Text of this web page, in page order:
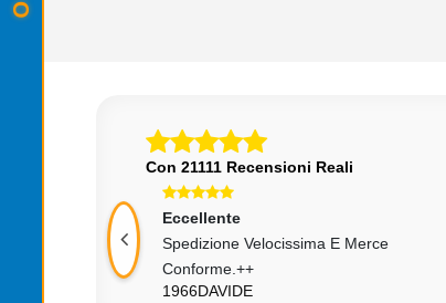
Con 21111 Recensioni Reali
Eccellente
Spedizione Velocissima E Merce
Conforme.++
1966DAVIDE